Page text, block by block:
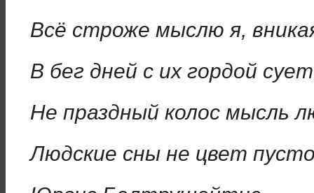
Всё строже мыслю я,
В бег дней с их гордой
Не праздный колос мысль
Людские сны не цвет